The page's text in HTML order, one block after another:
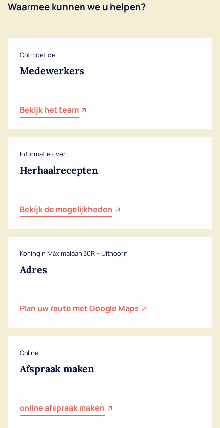
Waarmee kunnen we u helpen?
Ontmoet de
Medewerkers
Bekijk het team
Informatie over
Herhaalrecepten
Bekijk de mogelijkheden
Koningin Máximalaan 30R – Uithoorn
Adres
Plan uw route met Google Maps
Online
Afspraak maken
online afspraak maken